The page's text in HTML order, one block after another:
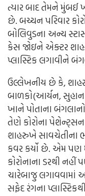
ત્યાર બાદ તેમને મુંબઈ
છે.બચ્ચન પરિવાર
બોલિવુડના અન્ય
કેસ જોઇને એક્ટર
પ્લાસ્ટિક લગાવીને
ઉલ્લેખનીય છે કે,
બાળકો(આર્યન,
ખાને પોતાના
તેણે કોરોના
શાહરુખે સાવચેતીના
કવર કર્યો છે. એમ પણ
કોરોનાના ડરથી
ચારેબાજુ
સફેદ રંગના